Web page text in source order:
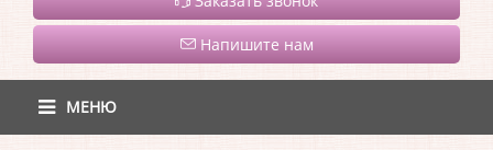
Напишите нам
МЕНЮ